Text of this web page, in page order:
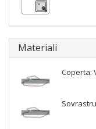
Materiali
Coperta: